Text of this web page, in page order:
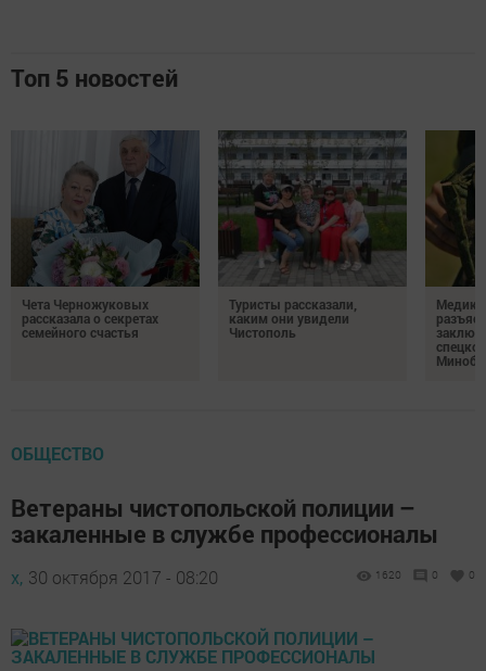
Топ 5 новостей
Чета Черножуковых
рассказала о секретах
семейного счастья
Туристы рассказали,
каким они увидели
Чистополь
ОБЩЕСТВО
Ветераны чистопольской полиции –
закаленные в службе профессионалы
х, 30 октября 2017 - 08:20 1620 0 0